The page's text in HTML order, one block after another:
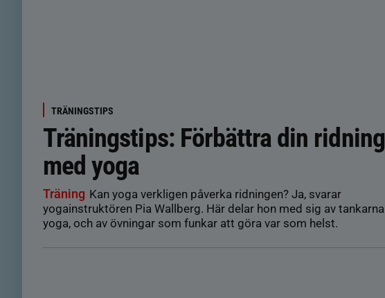
TRÄNINGSTIPS
Träningstips: Förbättra din ridning
med yoga
Träning Kan yoga verkligen påverka ridningen? Ja, svarar
yogainstruktören Pia Wallberg. Här delar hon med sig av
yoga, och av övningar som funkar att göra var som helst.